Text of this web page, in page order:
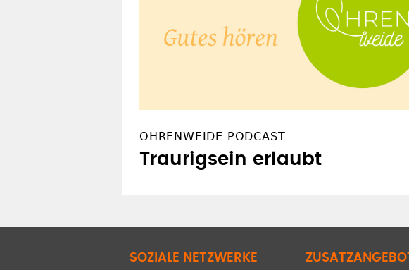
OHRENWEIDE PODCAST
Traurigsein erlaubt
SOZIALE NETZWERKE